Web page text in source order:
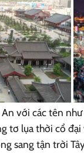
với các tên
tơ lụa thời cổ
sang tận trời